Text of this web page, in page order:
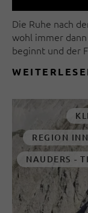
Die Ruhe nach
wohl immer
beginnt und der
REGION
NAUDERS -